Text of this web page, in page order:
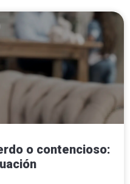
o contencioso: